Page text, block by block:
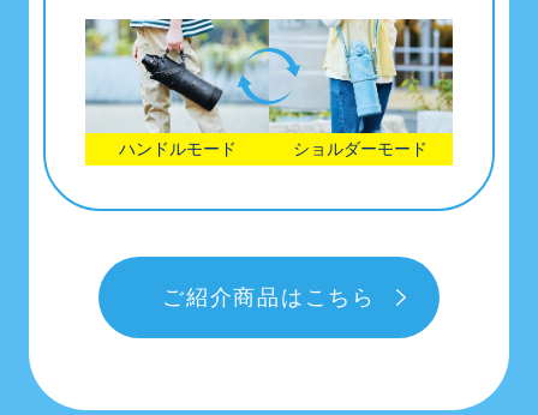
ハンドルモード ショルダーモード
ご紹介商品はこちら